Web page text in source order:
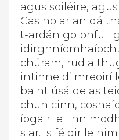
agus soiléire,
Casino ar an dá
t-ardán go bhfuil
chúram, rud a
intinne d’imreoirí
baint úsáide as
chun cinn,
íogair le linn
siar. Is féidir le